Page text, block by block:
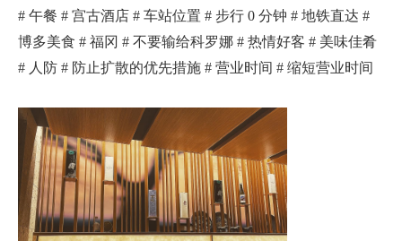
# 午餐 # 宫古酒店 # 车站位置 # 步行 0 分钟 # 地铁直达 #
博多美食 # 福冈 # 不要输给科罗娜 # 热情好客 # 美味佳肴
# 人防 # 防止扩散的优先措施 # 营业时间 # 缩短营业时间